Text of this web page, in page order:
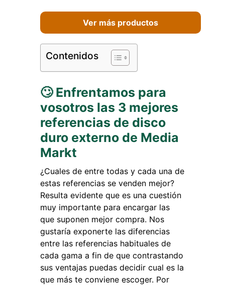
Ver más productos
Contenidos
🙄 Enfrentamos para
vosotros las 3 mejores
referencias de disco
duro externo de Media
Markt
¿Cuales de entre todas y cada una de
estas referencias se venden mejor?
Resulta evidente que es una cuestión
muy importante para encargar las
que suponen mejor compra. Nos
gustaría exponerte las diferencias
entre las referencias habituales de
cada gama a fin de que contrastando
sus ventajas puedas decidir cual es la
que más te conviene escoger. Por